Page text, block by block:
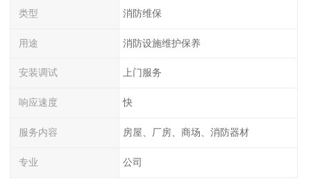
类型 消防维保
用途 消防设施维护保养
安装调试 上门服务
响应速度 快
服务内容 房屋、厂房、商场、消防器材
专业 公司